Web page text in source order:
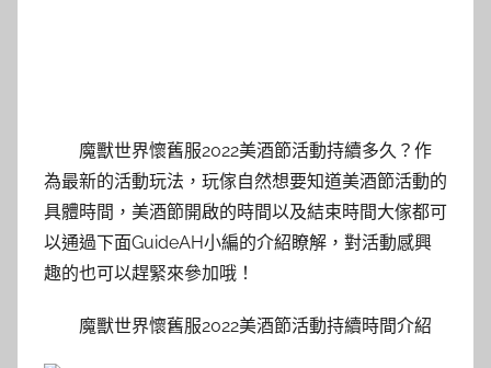
魔獸世界懷舊服2022美酒節活動持續多久？作
為最新的活動玩法，玩傢自然想要知道美酒節活動的
具體時間，美酒節開啟的時間以及結束時間大傢都可
以通過下面GuideAH小編的介紹瞭解，對活動感興
趣的也可以趕緊來參加哦！
魔獸世界懷舊服2022美酒節活動持續時間介紹